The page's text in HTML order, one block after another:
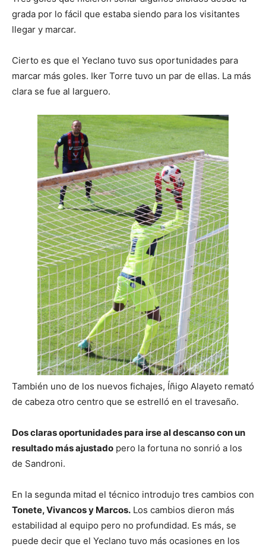
grada por lo fácil que estaba siendo para los visitantes
llegar y marcar.
Cierto es que el Yeclano tuvo sus oportunidades para
marcar más goles. Iker Torre tuvo un par de ellas. La más
clara se fue al larguero.
También uno de los nuevos fichajes, Íñigo Alayeto remató
de cabeza otro centro que se estrelló en el travesaño.
Dos claras oportunidades para irse al descanso con un
resultado más ajustado pero la fortuna no sonrió a los
de Sandroni.
En la segunda mitad el técnico introdujo tres cambios con
Tonete, Vivancos y Marcos. Los cambios dieron más
estabilidad al equipo pero no profundidad. Es más, se
puede decir que el Yeclano tuvo más ocasiones en los